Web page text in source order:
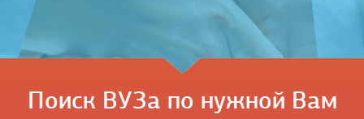
Поиск ВУЗа по нужной Вам